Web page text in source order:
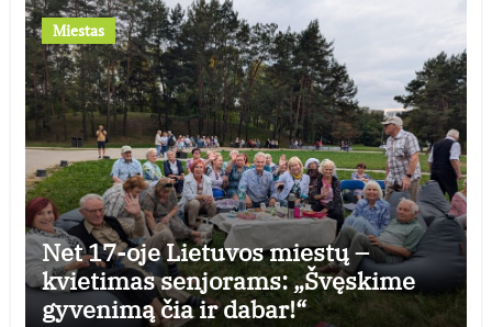
Miestas
Net 17-oje Lietuvos miestų –
kvietimas senjorams: „Švęskime
gyvenimą čia ir dabar!“